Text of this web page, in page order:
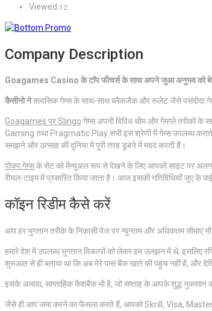
Viewed 12
Company Description
Goagames Casino के टॉप फीचर्स के साथ अपने जुआ अनुभव को
कैसीनो नेक्लासिक गेम्स के साथ-साथ ब्लैकजैक और रूलेट जैसे पसंदीदा
Goagames पर Slingo गेम्स अपनी विविध थीम और गेमप्ले तरीकों
Gaming तथा Pragmatic Play सभी इस श्रेणी में गेम्स उपलब्ध कराते
समझने और उत्साह की दुनिया में पूरी तरह डूबने में मदद करती हैं।
पोकर गेम्सके सेट को मैन्युअल रूप से देखने के लिए आपको साइट पर अलग-
रीयल-टाइम में प्रसारित किया जाता है। आज इसकी गतिविधियाँ जुए
कॉइन रिडीम कैसे करें
आप हर भुगतान तरीके के निकासी पेज पर न्यूनतम और अधिकतम
हमारे देश में उपलब्ध भुगतान विकल्पों को लेकर हम उलझन में थे, इसलिए
शुरुआत से ही बताया था कि अब मेरे पास बैंक खाते की पहुंच नहीं है, और
इसके अलावा, साप्ताहिक कैशबैक भी है, जो सप्ताह के आपके शुद्ध
जैसे ही आप जमा करने का फैसला करते हैं, आपको Skrill, Visa,